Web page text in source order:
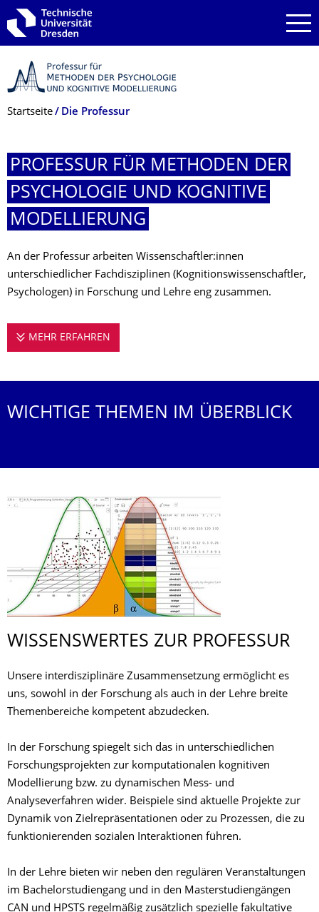
Zur Hauptnavigation springen
Zur Suche springen
Zum Inhalt springen
Breadcrumb-Menü
Startseite Die Professur
PROFESSUR FÜR METHODEN DER
PSYCHOLOGIE UND KOGNITIVE
MODELLIERUNG
An der Professur arbeiten Wissenschaftler:innen
unterschiedlicher Fachdisziplinen (Kognitionswissenschaftler,
Psychologen) in Forschung und Lehre eng zusammen.
MEHR ERFAHREN
WICHTIGE THEMEN IM ÜBERBLICK
WISSENSWERTES ZUR PROFESSUR
Unsere interdisziplinäre Zusammensetzung ermöglicht es
uns, sowohl in der Forschung als auch in der Lehre breite
Themenbereiche kompetent abzudecken.
In der Forschung spiegelt sich das in unterschiedlichen
Forschungsprojekten zur komputationalen kognitiven
Modellierung bzw. zu dynamischen Mess- und
Analyseverfahren wider. Beispiele sind aktuelle Projekte zur
Dynamik von Zielrepräsentationen oder zu Prozessen, die zu
funktionierenden sozialen Interaktionen führen.
In der Lehre bieten wir neben den regulären Veranstaltungen
im Bachelorstudiengang und in den Masterstudiengängen
CAN und HPSTS regelmäßig zusätzlich spezielle fakultative